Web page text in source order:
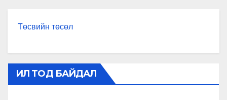
Төсвийн төсөл
ИЛ ТОД БАЙДАЛ